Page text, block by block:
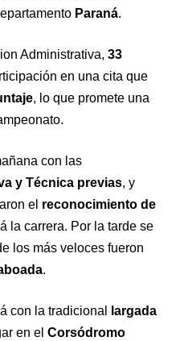
Paraná.
Administrativa, 33
en una cita que
, lo que promete una
con las
y Técnica previas, y
el reconocimiento de
la carrera. Por la tarde se
los más veloces fueron
.
con la tradicional
largada
en el Corsódromo